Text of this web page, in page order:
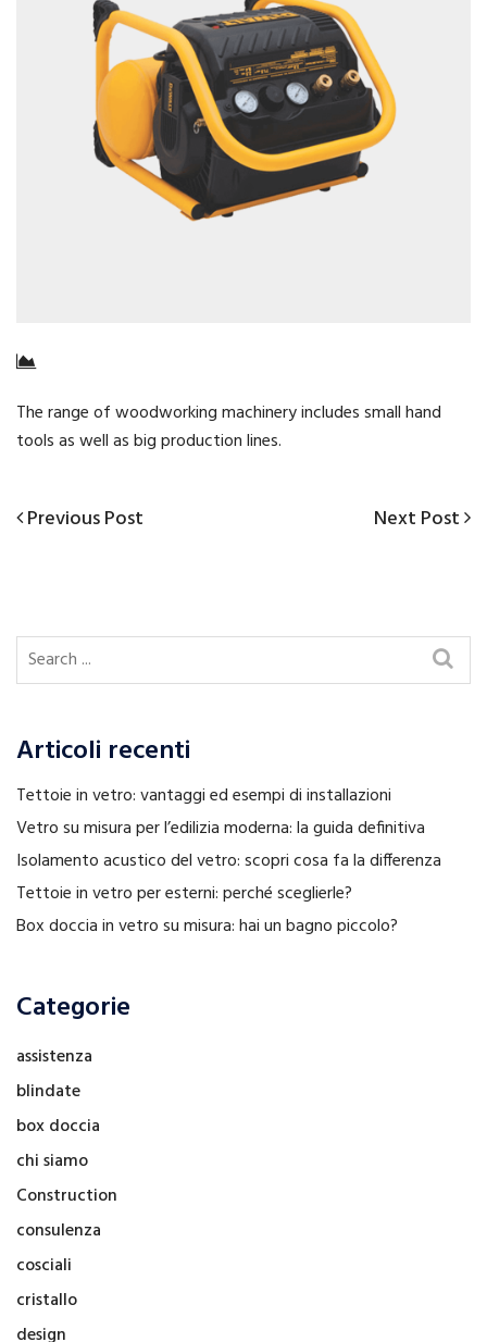
The range of woodworking machinery includes small hand
tools as well as big production lines.
Navigazione
Previous
Previous Post
Next
Next Post
Articoli recenti
Tettoie in vetro: vantaggi ed esempi di installazioni
Vetro su misura per l’edilizia moderna: la guida definitiva
Isolamento acustico del vetro: scopri cosa fa la differenza
Tettoie in vetro per esterni: perché sceglierle?
Box doccia in vetro su misura: hai un bagno piccolo?
Categorie
assistenza
blindate
box doccia
chi siamo
Construction
consulenza
cosciali
cristallo
design